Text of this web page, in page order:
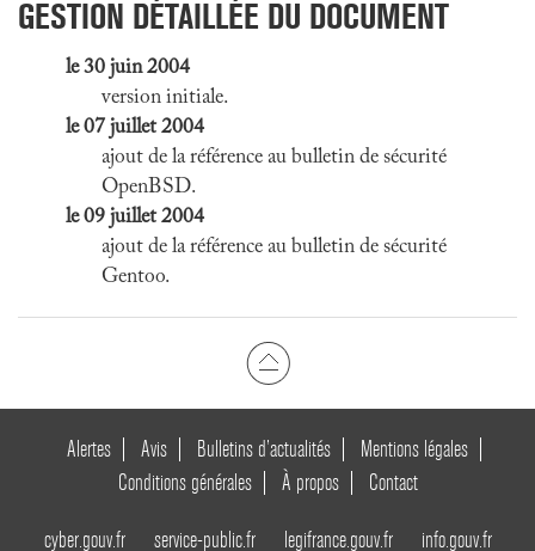
GESTION DÉTAILLÉE DU DOCUMENT
le 30 juin 2004
version initiale.
le 07 juillet 2004
ajout de la référence au bulletin de sécurité
OpenBSD.
le 09 juillet 2004
ajout de la référence au bulletin de sécurité
Gentoo.
Alertes Avis Bulletins d’actualités
Mentions légales
Conditions générales
À propos Contact
cyber.gouv.fr service-public.fr legifrance.gouv.fr info.gouv.fr